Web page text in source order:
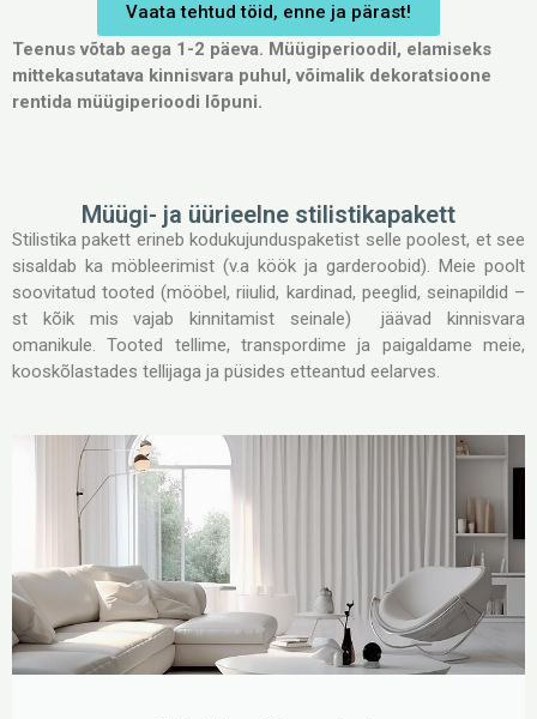
Vaata tehtud töid, enne ja pärast!
Teenus võtab aega 1-2 päeva. Müügiperioodil, elamiseks
mittekasutatava kinnisvara puhul, võimalik dekoratsioone
rentida müügiperioodi lõpuni.
Müügi- ja üürieelne stilistikapakett
Stilistika pakett erineb kodukujunduspaketist selle poolest, et see
sisaldab ka möbleerimist (v.a köök ja garderoobid). Meie poolt
soovitatud tooted (mööbel, riiulid, kardinad, peeglid, seinapildid –
st kõik mis vajab kinnitamist seinale) jäävad kinnisvara
omanikule. Tooted tellime, transpordime ja paigaldame meie,
kooskõlastades tellijaga ja püsides etteantud eelarves.